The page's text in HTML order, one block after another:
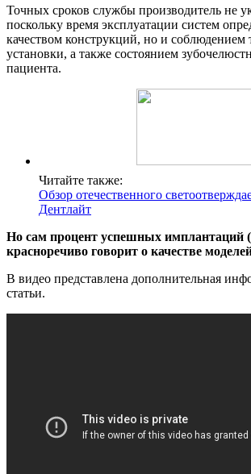
Точных сроков службы производитель не
поскольку время эксплуатации систем
качеством конструкций, но и соблюдением
установки, а также состоянием
пациента.
Читайте также:
Обзор отечественного
Дентлайт
Но сам процент успешных имплантаций
красноречиво говорит о качестве
В видео представлена дополнительная
статьи.